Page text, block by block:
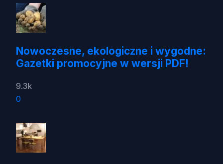
Nowoczesne, ekologiczne i wygodne:
Gazetki promocyjne w wersji PDF!
9.3k
0